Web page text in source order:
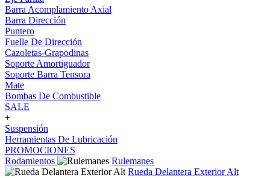
Barra Acomplamiento Axial
Barra Dirección
Puntero
Fuelle De Dirección
Cazoletas-Grapodinas
Soporte Amortiguador
Soporte Barra Tensora
Mate
Bombas De Combustible
SALE
+
Suspensión
Herramientas De Lubricación
PROMOCIONES
Rodamientos
Rulemanes
Rueda Delantera Exterior Alt